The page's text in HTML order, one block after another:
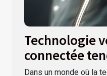
Technologie
connectée
de la mode
Dans un monde où la